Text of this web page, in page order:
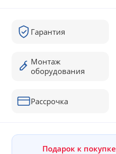
Гарантия
Монтаж
оборудования
Рассрочка
Подарок к покупке